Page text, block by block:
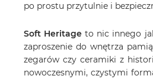
po prostu przytulnie i
Soft Heritage to nic innego
zaproszenie do wnętrza
zegarów czy ceramiki z
nowoczesnymi, czystymi